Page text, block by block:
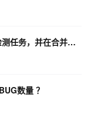
如何在云效上实现分支提交代码时自动执行检测任务，并在合并到主线时进行评审？
数量 ？